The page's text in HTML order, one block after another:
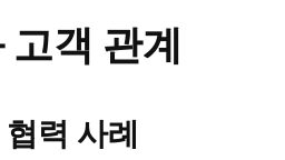
객 관계
력 사례